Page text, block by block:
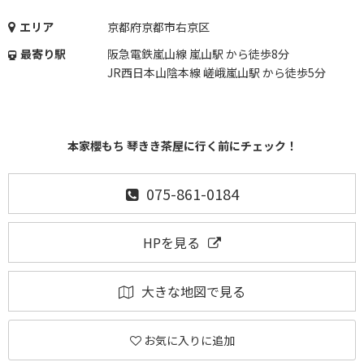
エリア
京都府京都市右京区
最寄り駅
阪急電鉄嵐山線 嵐山駅 から徒歩8分
JR西日本山陰本線 嵯峨嵐山駅 から徒歩5分
本家櫻もち 琴きき茶屋に行く前にチェック！
075-861-0184
HPを見る
大きな地図で見る
お気に入りに追加